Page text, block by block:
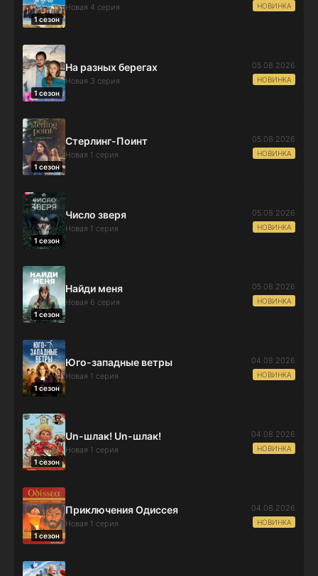
1 сезон
Новая 4 серия НОВИНКА
1 сезон
На разных берегах
Новая 3 серия
05.08.2026
НОВИНКА
1 сезон
Стерлинг-Поинт
Новая 1 серия
05.08.2026
НОВИНКА
1 сезон
Число зверя
Новая 1 серия
05.08.2026
НОВИНКА
1 сезон
Найди меня
Новая 6 серия
05.08.2026
НОВИНКА
1 сезон
Юго-западные ветры
Новая 1 серия
04.08.2026
НОВИНКА
1 сезон
Un-шлак! Un-шлак!
Новая 1 серия
04.08.2026
НОВИНКА
1 сезон
Приключения Одиссея
Новая 1 серия
04.08.2026
НОВИНКА